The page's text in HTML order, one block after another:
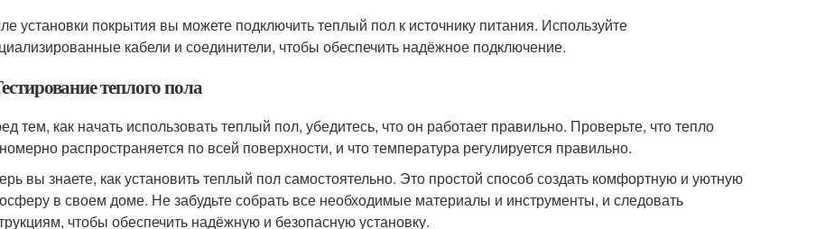
установки покрытия вы можете подключить теплый пол к источнику питания. Используйте
кабели и соединители, чтобы обеспечить надёжное подключение.
теплого пола
тем, как начать использовать теплый пол, убедитесь, что он работает правильно. Проверьте, что тепло
распространяется по всей поверхности, и что температура регулируется правильно.
вы знаете, как установить теплый пол самостоятельно. Это простой способ создать комфортную и уютную
в своем доме. Не забудьте собрать все необходимые материалы и инструменты, и следовать
чтобы обеспечить надёжную и безопасную установку.